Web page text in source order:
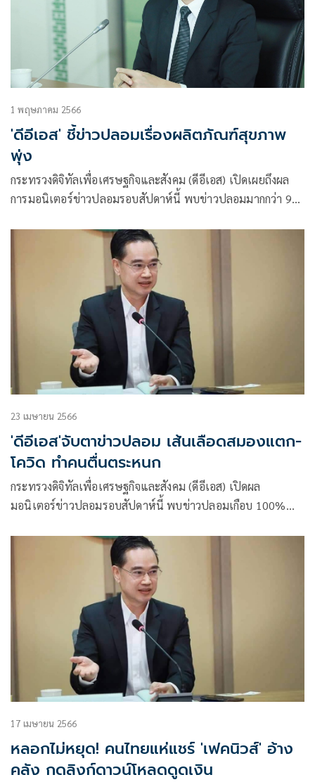
1 พฤษภาคม 2566
'ดีอีเอส' ชี้ข่าวปลอมเรื่องผลิตภัณฑ์สุขภาพ
พุ่ง
กระทรวงดิจิทัลเพื่อเศรษฐกิจและสังคม (ดีอีเอส) เปิดเผยถึงผล
การมอนิเตอร์ข่าวปลอมรอบสัปดาห์นี้ พบข่าวปลอมมากกว่า 90
3,204,784 ข้อความ พบประชาชนให้ความสนใจข่าวปลอมกลุ่ม
นโยบาลรัฐบาลมากที่สุด มีจำนวน 68 เรื่อง รองลงมาข่าวปลอม
กลุ่มผลิตภัณฑ์สุขภาพ มีจำนวน 43 เรื่อง
23 เมษายน 2566
'ดีอีเอส'จับตาข่าวปลอม เส้นเลือดสมองแตก-
โควิด ทำคนตื่นตระหนก
กระทรวงดิจิทัลเพื่อเศรษฐกิจและสังคม (ดีอีเอส) เปิดผล
มอนิเตอร์ข่าวปลอมรอบสัปดาห์นี้ พบข่าวปลอมเกือบ 100%
พบประชาชนให้ความสนใจข่าวปลอมกลุ่มสุขภาพมากที่สุด โดย
เฉพาะข่าวปลอม ไม่ควรสระผมก่อนอาบน้ำ เพราะทำให้
เส้นเลือดสมองแตก รองลงมาข่าว โควิดสายพันธุ์ XBB และ
XBB.1.16 ตรวจพบยาก เป็นพิษมากกว่าเดลต้า 5 เท่า มีอัตรา
การตายที่สูงกว่า และดื้อต่อภูมิคุ้มกัน ข้อมูลเท็จ ไม่เป็นความจริง
17 เมษายน 2566
หลอกไม่หยุด! คนไทยแห่แชร์ 'เฟคนิวส์' อ้าง
คลัง กดลิงก์ดาวน์โหลดดูดเงิน